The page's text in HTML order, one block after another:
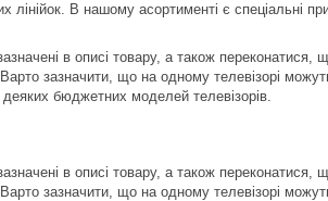
лінійок. В нашому асортименті є спеціальні
в описі товару, а також переконатися,
зазначити, що на одному телевізорі
бюджетних моделей телевізорів.
в описі товару, а також переконатися,
зазначити, що на одному телевізорі